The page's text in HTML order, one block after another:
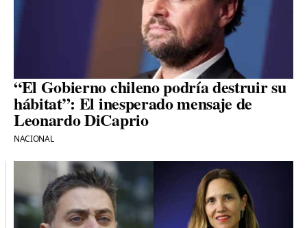
“El Gobierno chileno podría destruir su
hábitat”: El inesperado mensaje de
Leonardo DiCaprio
NACIONAL